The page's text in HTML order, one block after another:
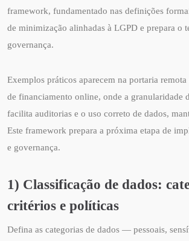
framework, fundamentado nas definições
de minimização alinhadas à LGPD e prepara o
governança.
Exemplos práticos aparecem na portaria
de financiamento online, onde a granularidade
facilita auditorias e o uso correto de dados,
Este framework prepara a próxima etapa de
e governança.
1) Classificação de dados:
critérios e políticas
Defina as categorias de dados — pessoais,